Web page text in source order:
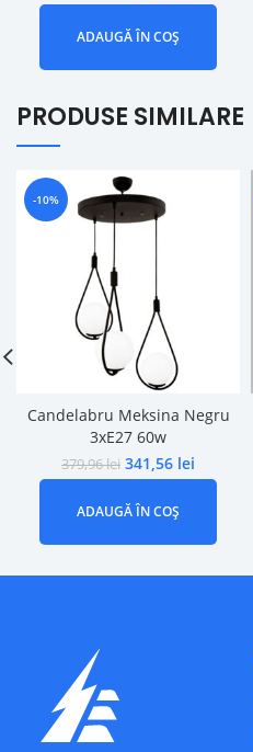
ADAUGĂ ÎN COȘ
PRODUSE SIMILARE
-10%
Candelabru Meksina Negru
3xE27 60w
379,96lei 341,56 lei
ADAUGĂ ÎN COȘ